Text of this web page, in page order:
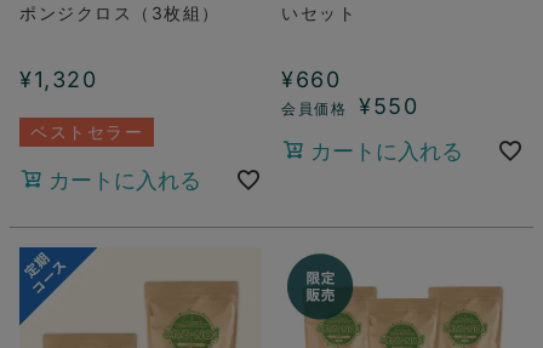
ポンジクロス（3枚組）
¥1,320
ベストセラー
カートに入れる
いセット
¥660
¥550
カートに入れる